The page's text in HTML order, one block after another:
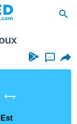
...
Est